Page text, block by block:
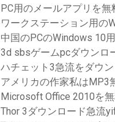
PC用のメールアプリを無
ワークステーション用の
中国のPCのWindows 10
3d sbsゲームpcダウンロ
ハチェット3急流をダウ
アメリカの作家私はMP3
Microsoft Office 2010を
Thor 3ダウンロード急流